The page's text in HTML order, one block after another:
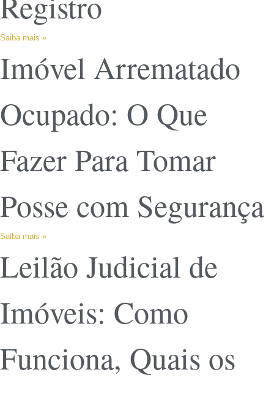
Saiba mais »
Imóvel Arrematado
Ocupado: O Que
Fazer Para Tomar
Posse com Segurança
Saiba mais »
Leilão Judicial de
Imóveis: Como
Funciona, Quais os